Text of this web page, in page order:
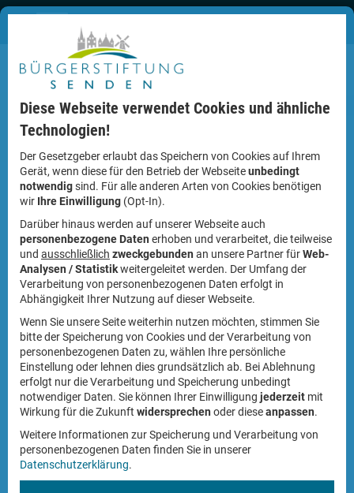
Bildergalerie
In unserer Bildergalerie erhalten Sie einen Einblick in die
Aktivitäten der Stiftung.
Diese Webseite verwendet Cookies und ähnliche
Technologien!
Der Gesetzgeber erlaubt das Speichern von Cookies auf Ihrem
Gerät, wenn diese für den Betrieb der Webseiteunbedingt
notwendigsind. Für alle anderen Arten von Cookies benötigen
wir Ihre Einwilligung (Opt-In).
Darüber hinaus werden auf unserer Webseite auch
personenbezogene Daten erhoben und verarbeitet, die teilweise
und ausschließlich zweckgebunden an unsere Partner fürWeb-
Analysen / Statistikweitergeleitet werden. Der Umfang der
Verarbeitung von personenbezogenen Daten erfolgt in
Abhängigkeit Ihrer Nutzung auf dieser Webseite.
Wenn Sie unsere Seite weiterhin nutzen möchten, stimmen Sie
bitte der Speicherung von Cookies und der Verarbeitung von
personenbezogenen Daten zu, wählen Ihre persönliche
Einstellung oder lehnen dies grundsätzlich ab. Bei Ablehnung
erfolgt nur die Verarbeitung und Speicherung unbedingt
notwendiger Daten. Sie können Ihrer Einwilligung jederzeit mit
Wirkung für die Zukunft widersprechen oder dieseanpassen.
Weitere Informationen zur Speicherung und Verarbeitung von
personenbezogenen Daten finden Sie in unserer
Datenschutzerklärung.